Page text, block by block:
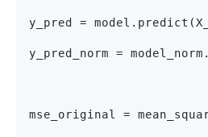
y_pred =
y_pred_norm =
mse_original =